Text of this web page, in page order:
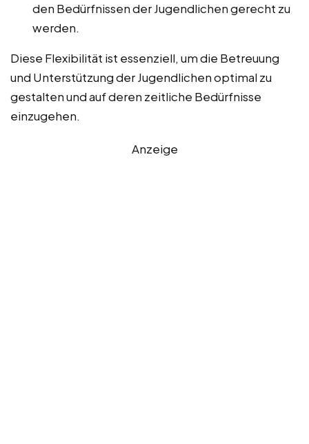
den Bedürfnissen der Jugendlichen gerecht zu
werden.
Diese Flexibilität ist essenziell, um die Betreuung
und Unterstützung der Jugendlichen optimal zu
gestalten und auf deren zeitliche Bedürfnisse
einzugehen.
Anzeige